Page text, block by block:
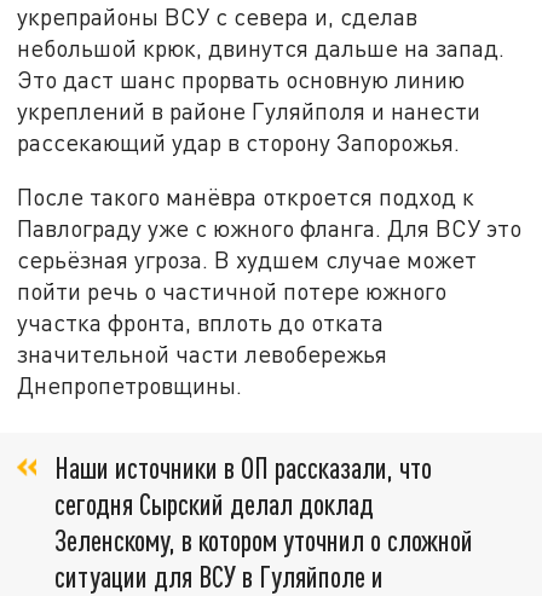
укрепрайоны ВСУ с севера и, сделав
небольшой крюк, двинутся дальше на запад.
Это даст шанс прорвать основную линию
укреплений в районе Гуляйполя и нанести
рассекающий удар в сторону Запорожья.
После такого манёвра откроется подход к
Павлограду уже с южного фланга. Для ВСУ это
серьёзная угроза. В худшем случае может
пойти речь о частичной потере южного
участка фронта, вплоть до отката
значительной части левобережья
Днепропетровщины.
Наши источники в ОП рассказали, что
сегодня Сырский делал доклад
Зеленскому, в котором уточнил о сложной
ситуации для ВСУ в Гуляйполе и